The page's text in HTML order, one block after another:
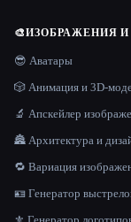
🎨ИЗОБРАЖЕНИЯ И
😎 Аватары
🎲 Анимация и 3D-
🔬 Апскейлер
🏯 Архитектура и
🔁 Вариация
🪪 Генератор